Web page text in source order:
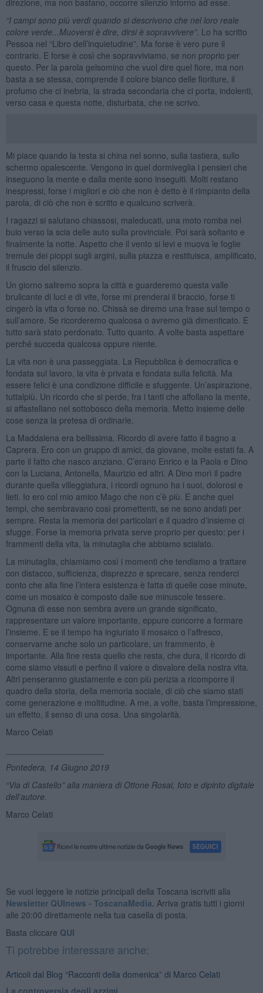
“I campi sono più verdi quando si descrivono che nel loro reale
colore verde...Muoversi è dire, dirsi è sopravvivere”. Lo ha scritto
Pessoa nel “Libro dell’inquietudine”. Ma forse è vero pure il
contrario. E forse è così che sopravviviamo, se non proprio per
questo. Per la parola gelsomino che vuol dire quel fiore, ma non
basta a se stessa, comprende il colore bianco delle fioriture, il
profumo che ci inebria, la strada secondaria che ci porta, indolenti,
verso casa e questa notte, disturbata, che ne scrivo.
Mi piace quando la testa si china nel sonno, sulla tastiera, sullo
schermo opalescente. Vengono in quel dormiveglia i pensieri che
inseguono la mente e dalla mente sono inseguiti. Molti restano
inespressi, forse i migliori e ciò che non è detto è il rimpianto della
parola, di ciò che non è scritto e qualcuno scriverà.
I ragazzi si salutano chiassosi, maleducati, una moto romba nel
buio verso la scia delle auto sulla provinciale. Poi sarà soltanto e
finalmente la notte. Aspetto che il vento si levi e muova le foglie
tremule dei pioppi sugli argini, sulla piazza e restituisca, amplificato,
il fruscio del silenzio.
Un giorno saliremo sopra la città e guarderemo questa valle
brulicante di luci e di vite, forse mi prenderai il braccio, forse ti
cingerò la vita o forse no. Chissà se diremo una frase sul tempo o
sull’amore. Se ricorderemo qualcosa o avremo già dimenticato. E
tutto sarà stato perdonato. Tutto quanto. A volte basta aspettare
perché succeda qualcosa oppure niente.
La vita non è una passeggiata. La Repubblica è democratica e
fondata sul lavoro, la vita è privata e fondata sulla felicità. Ma
essere felici è una condizione difficile e sfuggente. Un’aspirazione,
tuttalpiù. Un ricordo che si perde, fra i tanti che affollano la mente,
si affastellano nel sottobosco della memoria. Metto insieme delle
cose senza la pretesa di ordinarle.
La Maddalena era bellissima. Ricordo di avere fatto il bagno a
Caprera. Ero con un gruppo di amici, da giovane, molte estati fa. A
parte il fatto che nasco anziano. C’erano Enrico e la Paola e Dino
con la Luciana, Antonella, Maurizio ed altri. A Dino morì il padre
durante quella villeggiatura, i ricordi ognuno ha i suoi, dolorosi e
lieti. Io ero col mio amico Mago che non c’è più. E anche quei
tempi, che sembravano così promettenti, se ne sono andati per
sempre. Resta la memoria dei particolari e il quadro d’insieme ci
sfugge. Forse la memoria privata serve proprio per questo: per i
frammenti della vita, la minutaglia che abbiamo scialato.
La minutaglia, chiamiamo così i momenti che tendiamo a trattare
con distacco, sufficienza, disprezzo e sprecare, senza renderci
conto che alla fine l’intera esistenza è fatta di quelle cose minute,
come un mosaico è composto dalle sue minuscole tessere.
Ognuna di esse non sembra avere un grande significato,
rappresentare un valore importante, eppure concorre a formare
l’insieme. E se il tempo ha ingiuriato il mosaico o l’affresco,
conservarne anche solo un particolare, un frammento, è
importante. Alla fine resta quello che resta, che dura, il ricordo di
come siamo vissuti e perfino il valore o disvalore della nostra vita.
Altri penseranno giustamente e con più perizia a ricomporre il
quadro della storia, della memoria sociale, di ciò che siamo stati
come generazione e moltitudine. A me, a volte, basta l’impressione,
un effetto, il senso di una cosa. Una singolarità.
Marco Celati
Pontedera, 14 Giugno 2019
“Via di Castello” alla maniera di Ottone Rosai, foto e dipinto digitale
dell’autore.
Marco Celati
Se vuoi leggere le notizie principali della Toscana iscriviti alla
Newsletter QUInews - ToscanaMedia. Arriva gratis tutti i giorni
alle 20:00 direttamente nella tua casella di posta.
Basta cliccare QUI
Ti potrebbe interessare anche:
Articoli dal Blog “Racconti della domenica” di Marco Celati
La controversia degli azzimi